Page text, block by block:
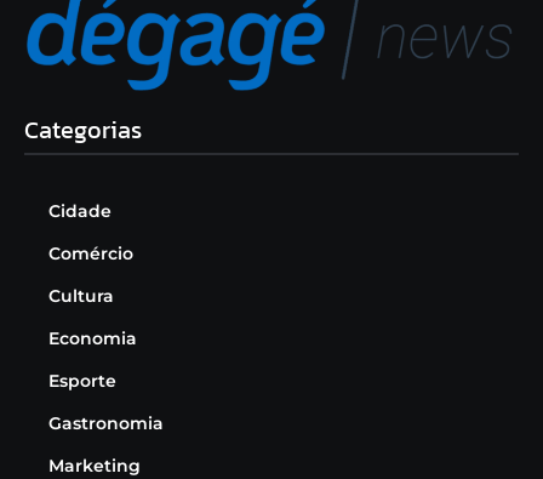
Categorias
Cidade
Comércio
Cultura
Economia
Esporte
Gastronomia
Marketing